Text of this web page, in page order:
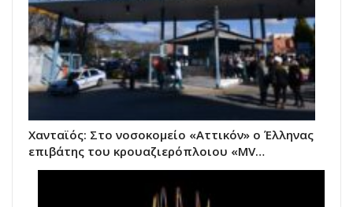
Χανταϊός: Στο νοσοκομείο «Αττικόν» ο Έλληνας
επιβάτης του κρουαζιερόπλοιου «MV…